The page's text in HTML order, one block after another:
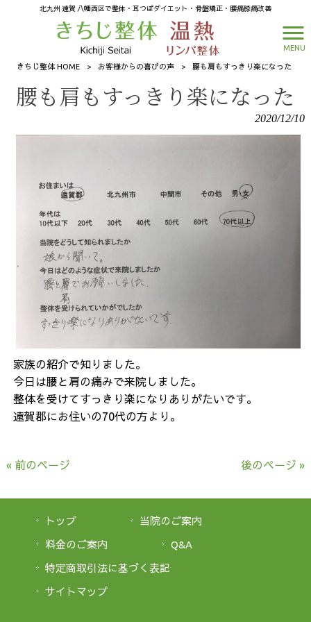
北九州 遠賀 八幡西区で整体・耳つぼダイエット・骨盤矯正・腰痛膝痛改善
MENU
きちじ整体 HOME > お客様からの喜びの声 > 腰も肩もすっきり楽になった
腰も肩もすっきり楽になった
2020/12/10
家族の紹介で知りました。
今日は腰と肩の痛みで来院しました。
整体を受けてすっきり楽になりありがたいです。
遠賀郡にお住いの70代の方より。
« 前のページ 後のページ »
トップ
当院のご案内
料金のご案内
Q&A
特定商取引法に基づく表記
サイトマップ